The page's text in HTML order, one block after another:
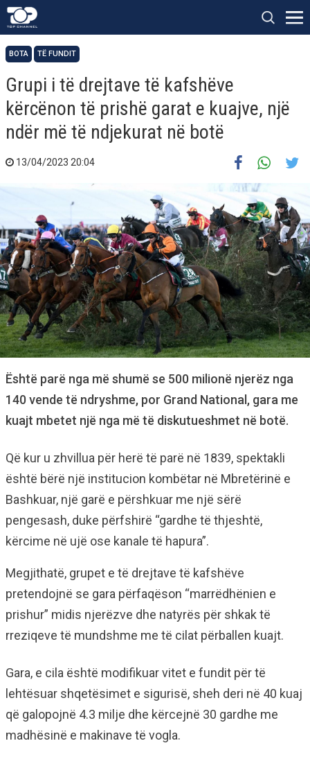
BOTA TË FUNDIT
Grupi i të drejtave të kafshëve
kërcënon të prishë garat e kuajve, një
ndër më të ndjekurat në botë
13/04/2023 20:04
Është parë nga më shumë se 500 milionë njerëz nga
140 vende të ndryshme, por Grand National, gara me
kuajt mbetet një nga më të diskutueshmet në botë.
Që kur u zhvillua për herë të parë në 1839, spektakli
është bërë një institucion kombëtar në Mbretërinë e
Bashkuar, një garë e përshkuar me një sërë
pengesash, duke përfshirë “gardhe të thjeshtë,
kërcime në ujë ose kanale të hapura”.
Megjithatë, grupet e të drejtave të kafshëve
pretendojnë se gara përfaqëson “marrëdhënien e
prishur” midis njerëzve dhe natyrës për shkak të
rreziqeve të mundshme me të cilat përballen kuajt.
Gara, e cila është modifikuar vitet e fundit për të
lehtësuar shqetësimet e sigurisë, sheh deri në 40 kuaj
që galopojnë 4.3 milje dhe kërcejnë 30 gardhe me
madhësinë e makinave të vogla.